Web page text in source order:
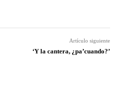
Artículo siguiente
‘Y la cantera, ¿pa’cuando?’